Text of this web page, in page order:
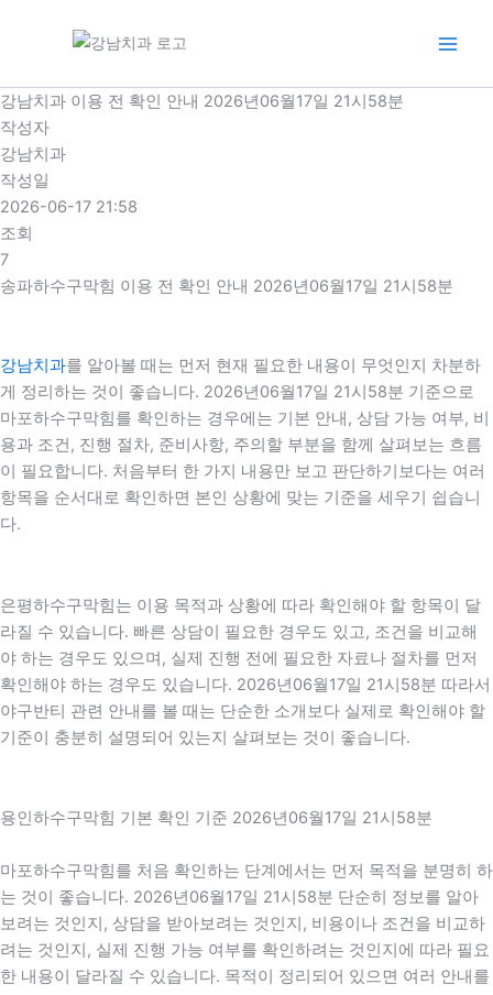
로
건
너
뛰
기
강남치과 이용 전 확인 안내 2026년06월17일 21시58분
작성자
강남치과
작성일
2026-06-17 21:58
조회
7
송파하수구막힘 이용 전 확인 안내 2026년06월17일 21시58분
강남치과를 알아볼 때는 먼저 현재 필요한 내용이 무엇인지 차분하
게 정리하는 것이 좋습니다. 2026년06월17일 21시58분 기준으로
마포하수구막힘를 확인하는 경우에는 기본 안내, 상담 가능 여부, 비
용과 조건, 진행 절차, 준비사항, 주의할 부분을 함께 살펴보는 흐름
이 필요합니다. 처음부터 한 가지 내용만 보고 판단하기보다는 여러
항목을 순서대로 확인하면 본인 상황에 맞는 기준을 세우기 쉽습니
다.
은평하수구막힘는 이용 목적과 상황에 따라 확인해야 할 항목이 달
라질 수 있습니다. 빠른 상담이 필요한 경우도 있고, 조건을 비교해
야 하는 경우도 있으며, 실제 진행 전에 필요한 자료나 절차를 먼저
확인해야 하는 경우도 있습니다. 2026년06월17일 21시58분 따라서
야구반티 관련 안내를 볼 때는 단순한 소개보다 실제로 확인해야 할
기준이 충분히 설명되어 있는지 살펴보는 것이 좋습니다.
용인하수구막힘 기본 확인 기준 2026년06월17일 21시58분
마포하수구막힘를 처음 확인하는 단계에서는 먼저 목적을 분명히 하
는 것이 좋습니다. 2026년06월17일 21시58분 단순히 정보를 알아
보려는 것인지, 상담을 받아보려는 것인지, 비용이나 조건을 비교하
려는 것인지, 실제 진행 가능 여부를 확인하려는 것인지에 따라 필요
한 내용이 달라질 수 있습니다. 목적이 정리되어 있으면 여러 안내를